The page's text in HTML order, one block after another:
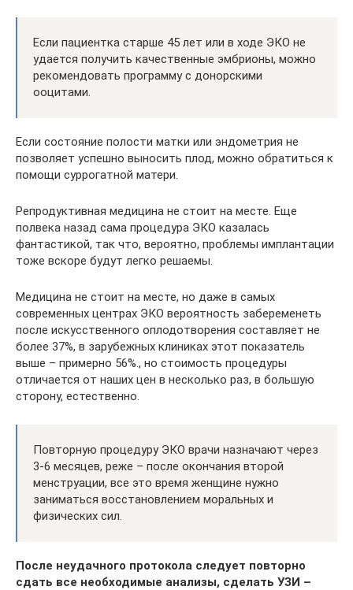
Если пациентка старше 45 лет или в ходе ЭКО не
удается получить качественные эмбрионы, можно
рекомендовать программу с донорскими
ооцитами.
Если состояние полости матки или эндометрия не
позволяет успешно выносить плод, можно обратиться к
помощи суррогатной матери.
Репродуктивная медицина не стоит на месте. Еще
полвека назад сама процедура ЭКО казалась
фантастикой, так что, вероятно, проблемы имплантации
тоже вскоре будут легко решаемы.
Медицина не стоит на месте, но даже в самых
современных центрах ЭКО вероятность забеременеть
после искусственного оплодотворения составляет не
более 37%, в зарубежных клиниках этот показатель
выше – примерно 56%., но стоимость процедуры
отличается от наших цен в несколько раз, в большую
сторону, естественно.
Повторную процедуру ЭКО врачи назначают через
3-6 месяцев, реже – после окончания второй
менструации, все это время женщине нужно
заниматься восстановлением моральных и
физических сил.
После неудачного протокола следует повторно
сдать все необходимые анализы, сделать УЗИ –